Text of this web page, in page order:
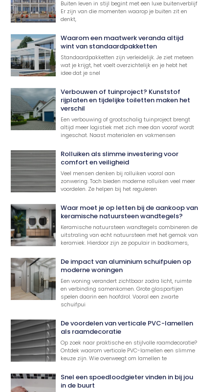
Buiten leven in stijl begint met een luxe buitenverblijf
Er zijn van die momenten waarop je buiten zit en
denkt,
Waarom een maatwerk veranda altijd
wint van standaardpakketten
Standaardpakketten zijn verleidelijk. Je ziet meteen
wat je krijgt, het voelt overzichtelijk en je hebt het
idee dat je snel
Verbouwen of tuinproject? Kunststof
rijplaten en tijdelijke toiletten maken het
verschil
Een verbouwing of grootschalig tuinproject brengt
altijd meer logistiek met zich mee dan vooraf wordt
ingeschat. Naast materialen en vakmensen
Rolluiken als slimme investering voor
comfort en veiligheid
Veel mensen denken bij rolluiken vooral aan
zonwering. Toch bieden moderne rolluiken veel meer
voordelen. Ze helpen bij het reguleren
Waar moet je op letten bij de aankoop van
keramische natuursteen wandtegels?
Keramische natuursteen wandtegels combineren de
uitstraling van echt natuursteen met het gemak van
keramiek. Hierdoor zijn ze populair in badkamers,
De impact van aluminium schuifpuien op
moderne woningen
Een woning verandert zichtbaar zodra licht, ruimte
en verbinding samenkomen. Grote glaspartijen
spelen daarin een hoofdrol. Vooral een zwarte
schuifpui
De voordelen van verticale PVC-lamellen
als raamdecoratie
Op zoek naar praktische en stijlvolle raamdecoratie?
Ontdek waarom verticale PVC-lamellen een slimme
keuze zijn. Wie overweegt om lamellen te
Snel een spoedloodgieter vinden in bij jou
in de buurt